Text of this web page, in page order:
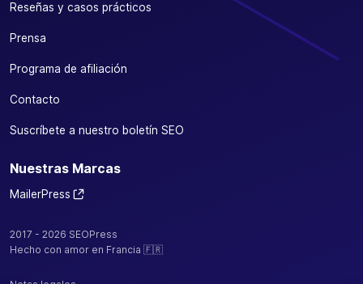
Reseñas y casos prácticos
Prensa
Programa de afiliación
Contacto
Suscríbete a nuestro boletín SEO
Nuestras Marcas
MailerPress
2017 - 2026 SEOPress
Hecho con amor en Francia 🇫🇷